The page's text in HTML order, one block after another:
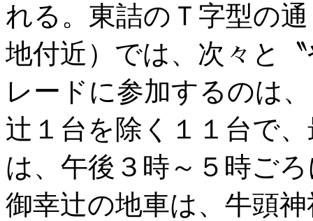
れる。東詰のＴ字型の
地付近）では、次々と
レードに参加するのは
辻１台を除く１１台で
は、午後３時～５時ご
御幸辻の地車は、牛頭